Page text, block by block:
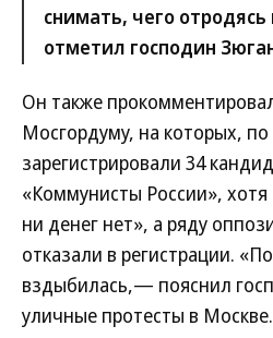
снимать, чего
отметил господин
Он также
Мосгордуму, на которых, по
зарегистрировали 34
«Коммунисты России», хотя
ни денег нет», а ряду
отказали в регистрации.
вздыбилась,— пояснил
уличные протесты в